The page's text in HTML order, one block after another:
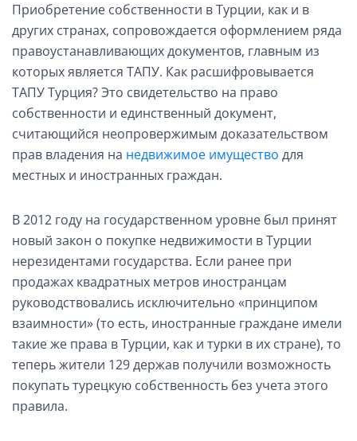
Приобретение собственности в Турции, как и в
других странах, сопровождается оформлением ряда
правоустанавливающих документов, главным из
которых является ТАПУ. Как расшифровывается
ТАПУ Турция? Это свидетельство на право
собственности и единственный документ,
считающийся неопровержимым доказательством
прав владения на недвижимое имущество для
местных и иностранных граждан.
В 2012 году на государственном уровне был принят
новый закон о покупке недвижимости в Турции
нерезидентами государства. Если ранее при
продажах квадратных метров иностранцам
руководствовались исключительно «принципом
взаимности» (то есть, иностранные граждане имели
такие же права в Турции, как и турки в их стране), то
теперь жители 129 держав получили возможность
покупать турецкую собственность без учета этого
правила.